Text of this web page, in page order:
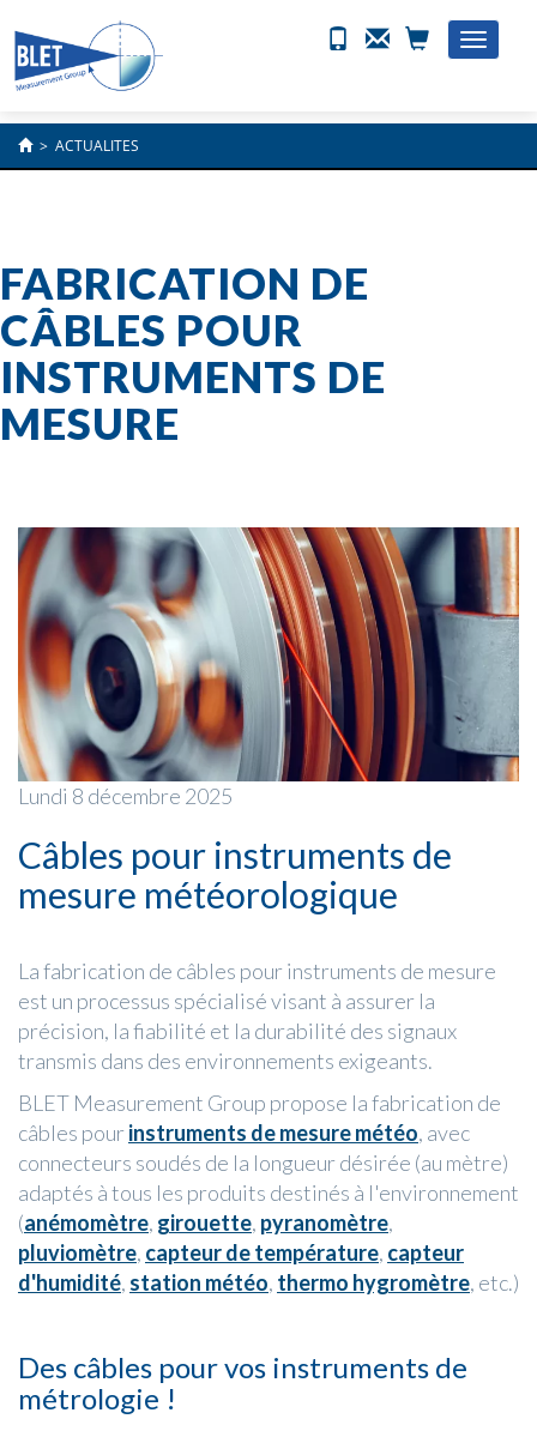
Toggle
> ACTUALITES
FABRICATION DE
CÂBLES POUR
INSTRUMENTS DE
MESURE
Lundi 8 décembre 2025
Câbles pour instruments de
mesure météorologique
La fabrication de câbles pour instruments de mesure
est un processus spécialisé visant à assurer la
précision, la fiabilité et la durabilité des signaux
transmis dans des environnements exigeants.
BLET Measurement Group propose la fabrication de
câbles pourinstruments de mesure météo, avec
connecteurs soudés de la longueur désirée (au mètre)
adaptés à tous les produits destinés à l'environnement
(anémomètre, girouette, pyranomètre,
pluviomètre, capteur de température, capteur
d'humidité, station météo, thermo hygromètre, etc.)
Des câbles pour vos instruments de
métrologie !